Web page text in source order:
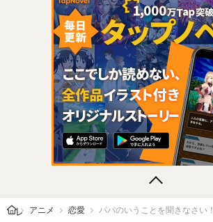
レビューン トップ
アニメ 恋愛 パパのいうことを聞きなさい！